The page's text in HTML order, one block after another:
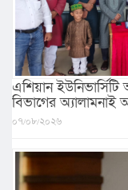
এশিয়ান
বিভাগের অ্যালামনাই
০৭/০৮/২০২৬